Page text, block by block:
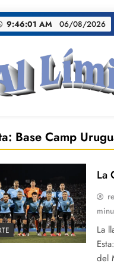
9:46:02 AM 06/08/2026
Base Camp
La
La
del